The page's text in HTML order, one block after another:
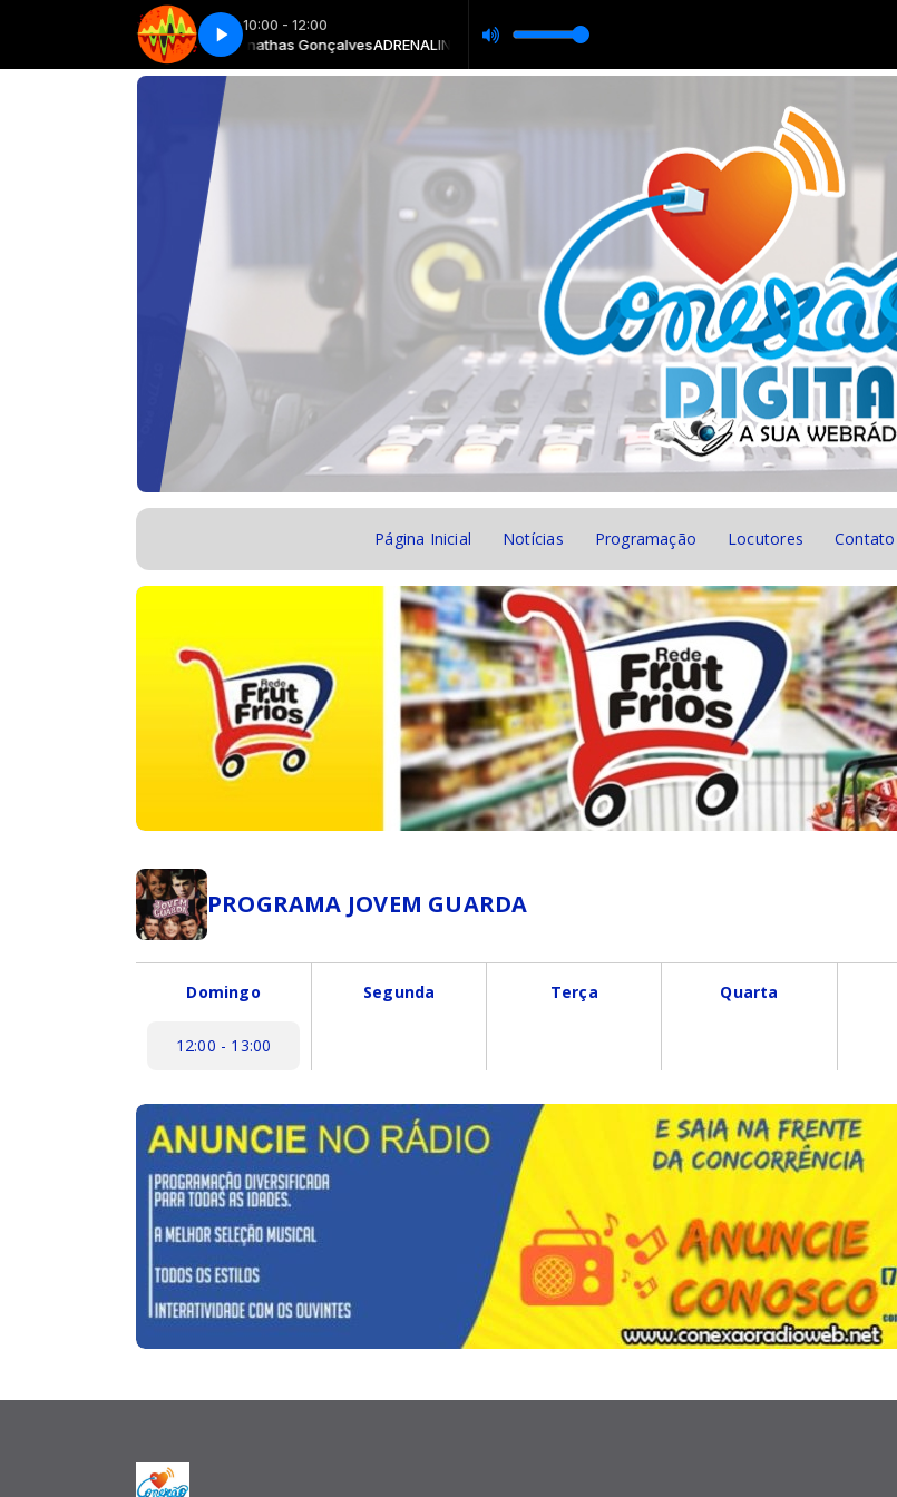
10:00 - 12:00
- SHOW DA MANHÃ com Jhonathas GonçalvesADRENALINA - SHOW DA MANHÃ com Jhonathas Gonçalves
Adrenalina - Show da manhã - Parte 1Adrenalina - Show da manhã - Parte 1
Página Inicial Notícias Programação Locutores Contato
PROGRAMA JOVEM GUARDA
Domingo
12:00 - 13:00
Segunda Terça Quarta